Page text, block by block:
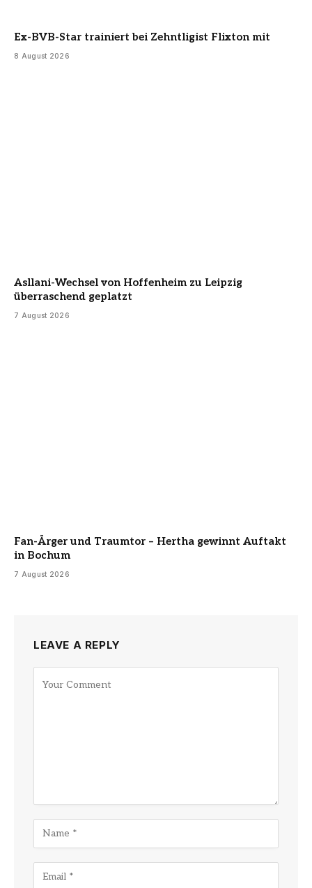
Ex-BVB-Star trainiert bei Zehntligist Flixton mit
8 August 2026
Asllani-Wechsel von Hoffenheim zu Leipzig
überraschend geplatzt
7 August 2026
Fan-Ärger und Traumtor – Hertha gewinnt Auftakt
in Bochum
7 August 2026
LEAVE A REPLY